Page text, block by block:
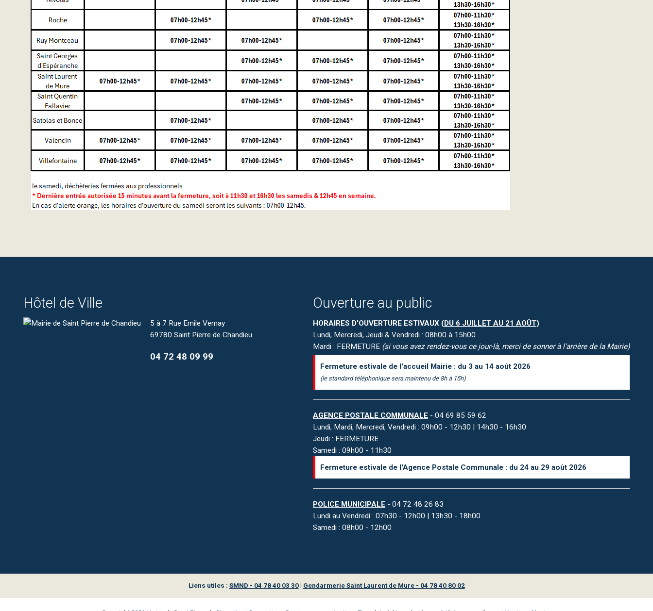
Hôtel de Ville
5 à 7 Rue Emile Vernay
69780 Saint Pierre de Chandieu
04 72 48 09 99
Ouverture au public
HORAIRES D'OUVERTURE ESTIVAUX (DU 6 JUILLET AU 21 AOÛT)
Lundi, Mercredi, Jeudi & Vendredi : 08h00 à 15h00
Mardi : FERMETURE (si vous avez rendez-vous ce jour-là, merci de sonner à l'arrière de la Mairie)
Fermeture estivale de l'accueil Mairie : du 3 au 14 août 2026
(le standard téléphonique sera maintenu de 8h à 15h)
AGENCE POSTALE COMMUNALE - 04 69 85 59 62
Lundi, Mardi, Mercredi, Vendredi : 09h00 - 12h30 | 14h30 - 16h30
Jeudi : FERMETURE
Samedi : 09h00 - 11h30
Fermeture estivale de l'Agence Postale Communale : du 24 au 29 août 2026
POLICE MUNICIPALE - 04 72 48 26 83
Lundi au Vendredi : 07h30 - 12h00 | 13h30 - 18h00
Samedi : 08h00 - 12h00
Liens utiles : SMND - 04 78 40 03 30| Gendarmerie Saint Laurent de Mure - 04 78 40 80 02